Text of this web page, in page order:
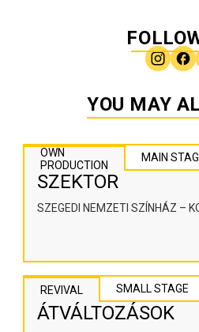
YOU MAY
OWN
PRODUCTION
MAIN
SZEKTOR
SZEGEDI NEMZETI SZÍNHÁZ –
REVIVAL SMALL STAGE
ÁTVÁLTOZÁSOK